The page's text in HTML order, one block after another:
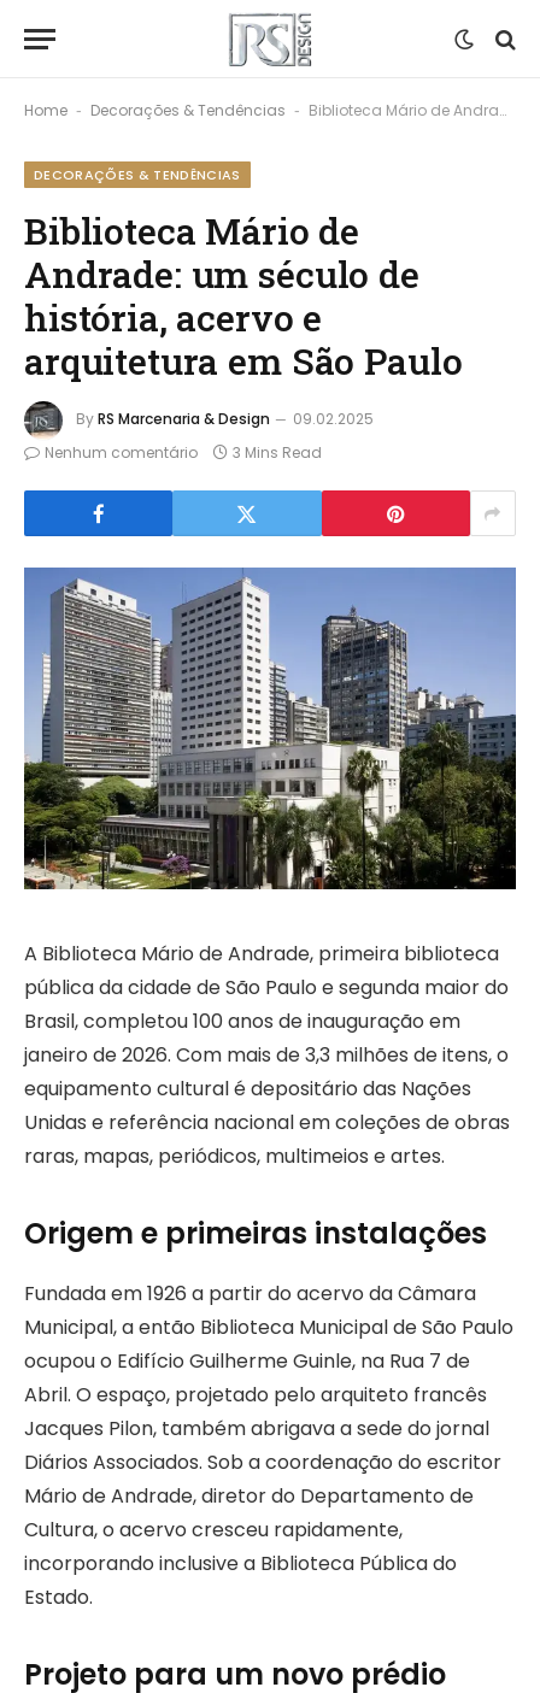
Home - Decorações & Tendências - Biblioteca Mário de Andrade: um século de história, acervo e arquitetura em São Paulo
DECORAÇÕES & TENDÊNCIAS
Biblioteca Mário de
Andrade: um século de
história, acervo e
arquitetura em São Paulo
ByRS Marcenaria & Design
09.02.2025
Nenhum comentário
3 Mins Read
A Biblioteca Mário de Andrade, primeira biblioteca
pública da cidade de São Paulo e segunda maior do
Brasil, completou 100 anos de inauguração em
janeiro de 2026. Com mais de 3,3 milhões de itens, o
equipamento cultural é depositário das Nações
Unidas e referência nacional em coleções de obras
raras, mapas, periódicos, multimeios e artes.
Origem e primeiras instalações
Fundada em 1926 a partir do acervo da Câmara
Municipal, a então Biblioteca Municipal de São Paulo
ocupou o Edifício Guilherme Guinle, na Rua 7 de
Abril. O espaço, projetado pelo arquiteto francês
Jacques Pilon, também abrigava a sede do jornal
Diários Associados. Sob a coordenação do escritor
Mário de Andrade, diretor do Departamento de
Cultura, o acervo cresceu rapidamente,
incorporando inclusive a Biblioteca Pública do
Estado.
Projeto para um novo prédio